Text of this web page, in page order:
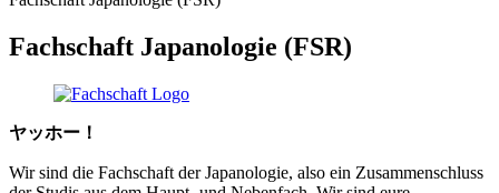
Fachschaft Japanologie (FSR)
ヤッホー！
Wir sind die Fachschaft der Japanologie, also ein Zusammenschluss